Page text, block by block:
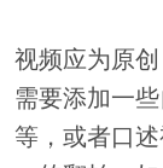
视频应为原
需要添加一
等，或者口